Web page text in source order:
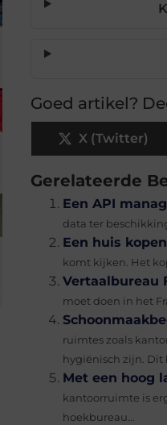
Goed artikel?
X (Twitter)
Gerelateerde
Een API
data ter
Een huis
komt kijken. Het
Vertaalbureau
moet doen in het
ruimtes zoals
hygiënisch zijn. Dit
Met een hoog
kantoorruimte is
hoekbureau...